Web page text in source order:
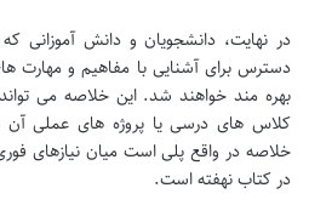
در نهایت، دانشجویان و دانش آموزانی
بهره مند خواهند شد. این خلاصه می
کلاس های درسی یا پروژه های عملی آن
خلاصه در واقع پلی است میان نیازهای
در کتاب نهفته است.